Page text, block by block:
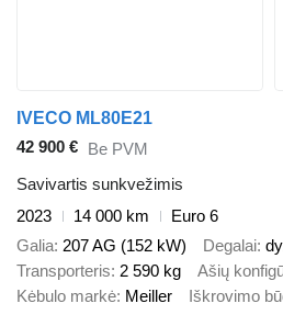
IVECO ML80E21
42 900 € Be PVM
Savivartis sunkvežimis
2023
14 000 km
Euro 6
Galia 207 AG (152 kW) Degalai
Transporteris 2 590 kg Ašių
Kėbulo markė Meiller Iškrovimo